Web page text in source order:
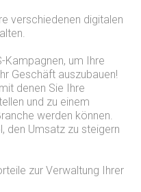
verschiedenen digitalen
Kampagnen, um Ihre
Geschäft auszubauen!
denen Sie Ihre
und zu einem
werden können.
den Umsatz zu steigern
zur Verwaltung Ihrer